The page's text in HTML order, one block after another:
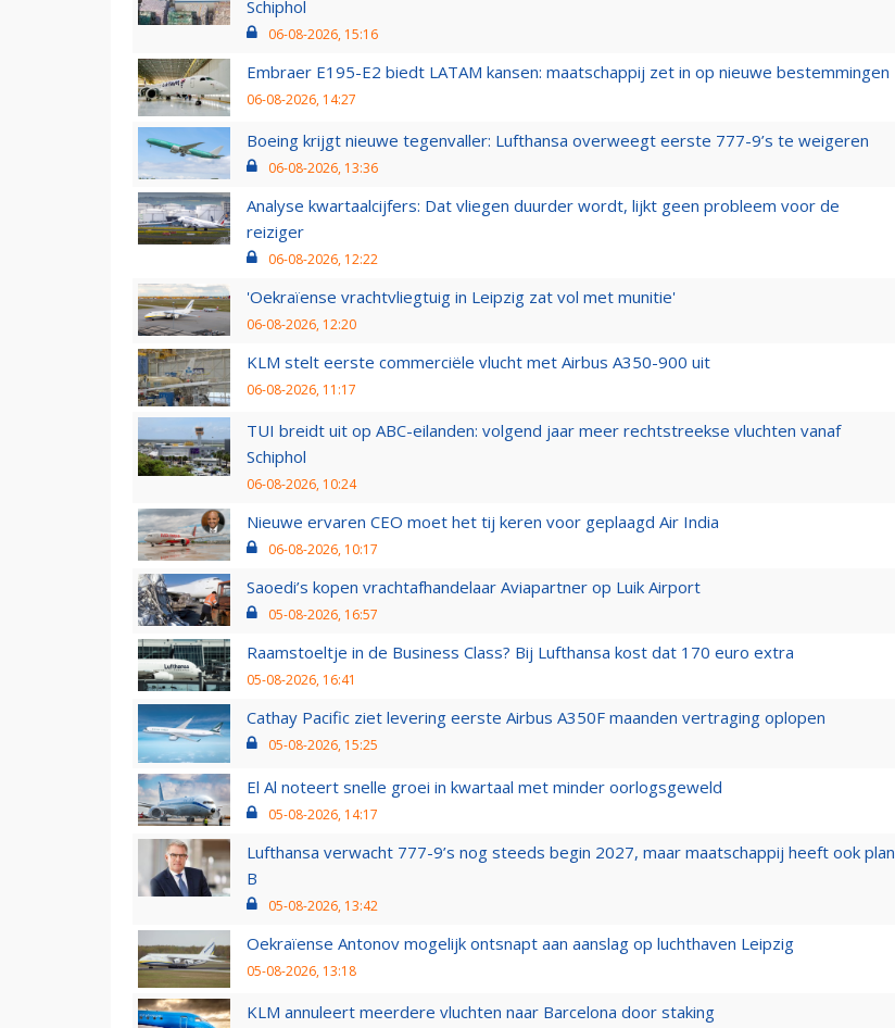
Schiphol
06-08-2026, 15:16
Embraer E195-E2 biedt LATAM kansen: maatschappij zet in op nieuwe bestemmingen
06-08-2026, 14:27
Boeing krijgt nieuwe tegenvaller: Lufthansa overweegt eerste 777-9’s te weigeren
06-08-2026, 13:36
Analyse kwartaalcijfers: Dat vliegen duurder wordt, lijkt geen probleem voor de
reiziger
06-08-2026, 12:22
'Oekraïense vrachtvliegtuig in Leipzig zat vol met munitie'
06-08-2026, 12:20
KLM stelt eerste commerciële vlucht met Airbus A350-900 uit
06-08-2026, 11:17
TUI breidt uit op ABC-eilanden: volgend jaar meer rechtstreekse vluchten vanaf
Schiphol
06-08-2026, 10:24
Nieuwe ervaren CEO moet het tij keren voor geplaagd Air India
06-08-2026, 10:17
Saoedi’s kopen vrachtafhandelaar Aviapartner op Luik Airport
05-08-2026, 16:57
Raamstoeltje in de Business Class? Bij Lufthansa kost dat 170 euro extra
05-08-2026, 16:41
Cathay Pacific ziet levering eerste Airbus A350F maanden vertraging oplopen
05-08-2026, 15:25
El Al noteert snelle groei in kwartaal met minder oorlogsgeweld
05-08-2026, 14:17
Lufthansa verwacht 777-9’s nog steeds begin 2027, maar maatschappij heeft ook plan
B
05-08-2026, 13:42
Oekraïense Antonov mogelijk ontsnapt aan aanslag op luchthaven Leipzig
05-08-2026, 13:18
KLM annuleert meerdere vluchten naar Barcelona door staking